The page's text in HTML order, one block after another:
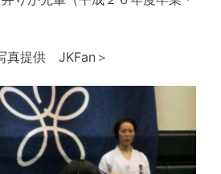
真提供 JKFan＞